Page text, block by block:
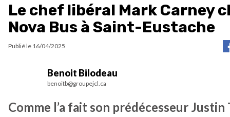
Le chef libéral Mark Carney
Nova Bus à Saint-Eustache
Publié le 16/04/2025
Benoit Bilodeau
benoitb@groupejcl.ca
Comme l’a fait son prédécesseur